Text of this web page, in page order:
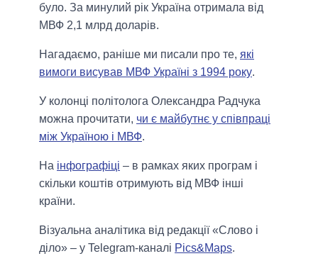
було. За минулий рік Україна отримала від
МВФ 2,1 млрд доларів.
Нагадаємо, раніше ми писали про те, які
вимоги висував МВФ Україні з 1994 року.
У колонці політолога Олександра Радчука
можна прочитати, чи є майбутнє у співпраці
між Україною і МВФ.
На інфографіці – в рамках яких програм і
скільки коштів отримують від МВФ інші
країни.
Візуальна аналітика від редакції «Слово і
діло» – у Telegram-каналі Pics&Maps.